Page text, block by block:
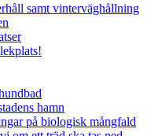
samt vinterväghållning
hamn
på biologisk mångfald